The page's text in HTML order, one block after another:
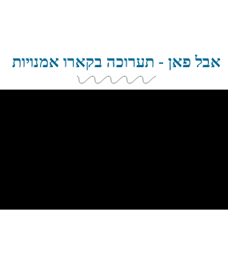
אבל פאן - תערוכה בקארו אמנויות